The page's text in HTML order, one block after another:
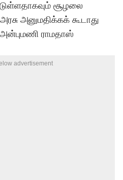
சூழலை
அனுமதிக்கக் கூடாது
ராமதாஸ்
advertisement